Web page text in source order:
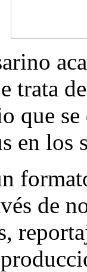
trata
que
en los
de